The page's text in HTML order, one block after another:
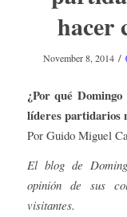
hacer
November 8, 2014 /
¿Por qué
líderes partidarios
Por Guido Miguel
El blog de
opinión de sus
visitantes.